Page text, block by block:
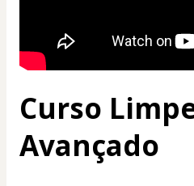
Curso
Avançado